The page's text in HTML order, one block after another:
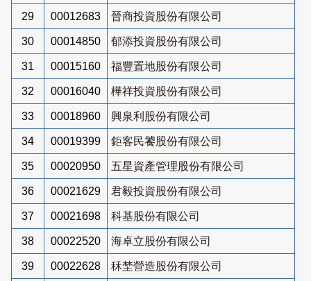
29 00012683 晉商投資股份有限公司
30 00014850 郁添投資股份有限公司
31 00015160 福豐置地股份有限公司
32 00016040 樺祥投資股份有限公司
33 00018960 興泉利股份有限公司
34 00019399 鉅客民饕股份有限公司
35 00020950 五星資產管理股份有限公司
36 00021629 君毅投資股份有限公司
37 00021698 科基股份有限公司
38 00022520 海卓立股份有限公司
39 00022628 秝埜營造股份有限公司